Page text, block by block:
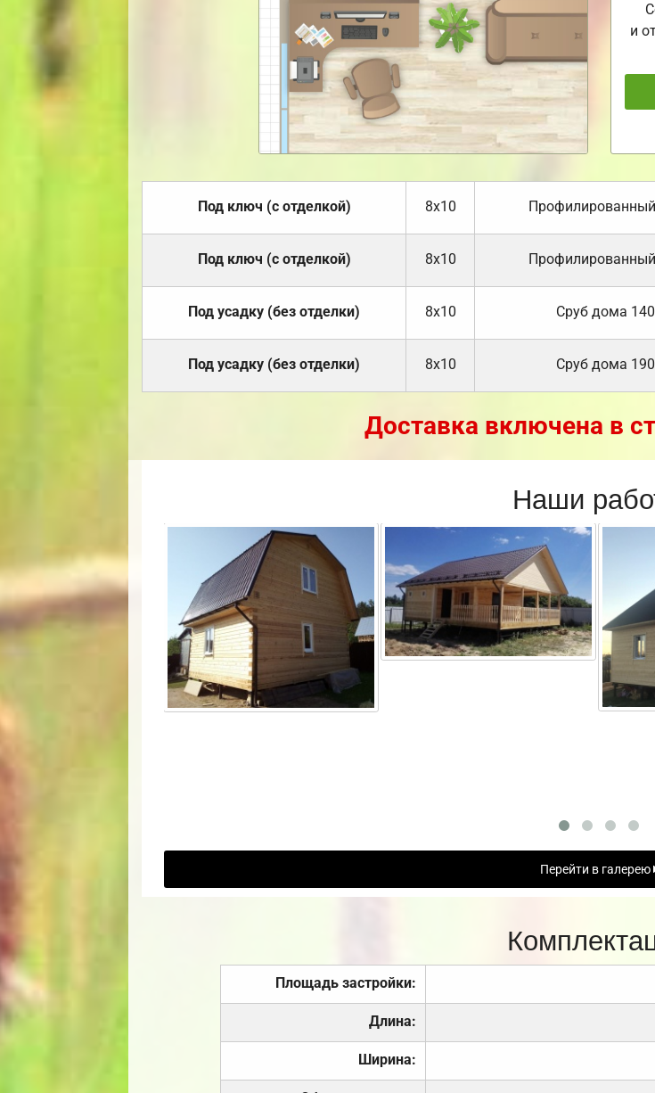
и
Под ключ (с отделкой) 8х10
Под ключ (с отделкой) 8х10
Под усадку (без отделки) 8х10 Cруб дома
Под усадку (без отделки) 8х10 Cруб дома
Доставка включена в
Наши
Перейти в галерею
Площадь застройки:
Длина:
Ширина: